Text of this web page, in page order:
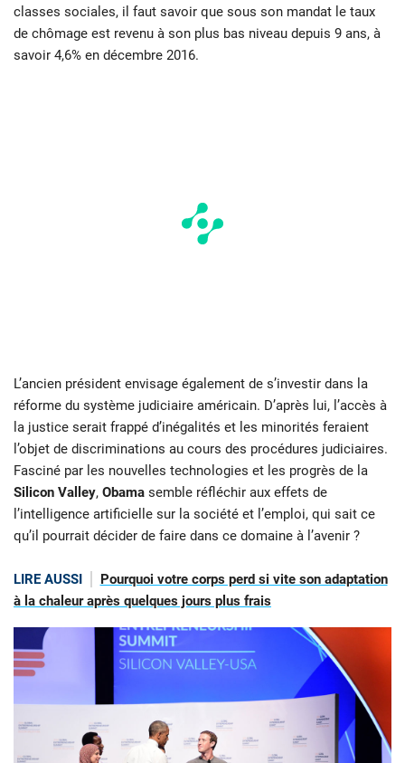
classes sociales, il faut savoir que sous son mandat le taux
de chômage est revenu à son plus bas niveau depuis 9 ans, à
savoir 4,6% en décembre 2016.
L’ancien président envisage également de s’investir dans la
réforme du système judiciaire américain. D’après lui, l’accès à
la justice serait frappé d’inégalités et les minorités feraient
l’objet de discriminations au cours des procédures judiciaires.
Fasciné par les nouvelles technologies et les progrès de la
Silicon Valley, Obama semble réfléchir aux effets de
l’intelligence artificielle sur la société et l’emploi, qui sait ce
qu’il pourrait décider de faire dans ce domaine à l’avenir ?
LIRE AUSSI
Pourquoi votre corps perd si vite son adaptation
à la chaleur après quelques jours plus frais